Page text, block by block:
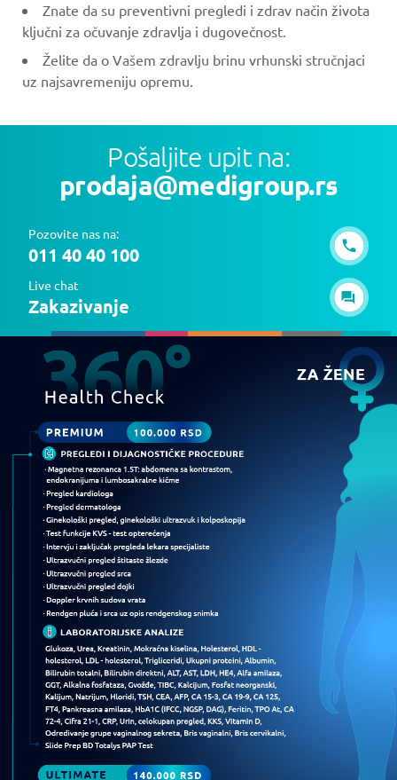
Znate da su preventivni pregledi i zdrav način života
ključni za očuvanje zdravlja i dugovečnost.
Želite da o Vašem zdravlju brinu vrhunski stručnjaci
uz najsavremeniju opremu.
Pošaljite upit na:
prodaja@medigroup.rs
Pozovite nas na:
011 40 40 100
Live chat
Zakazivanje